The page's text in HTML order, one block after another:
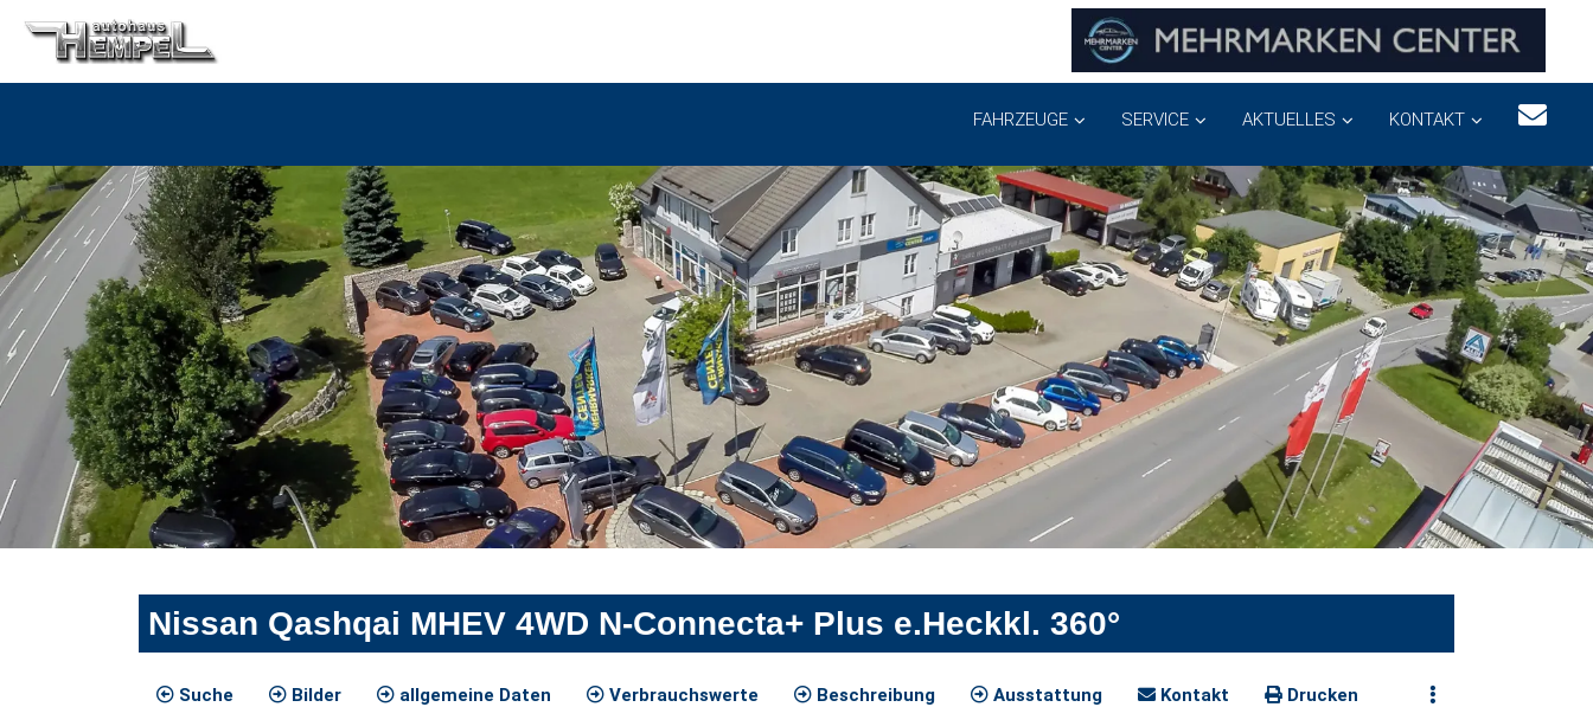
FAHRZEUGE SERVICE AKTUELLES KONTAKT
Nissan Qashqai MHEV 4WD N-Connecta+ Plus e.Heckkl. 360°
Suche Bilder allgemeine Daten Verbrauchswerte Beschreibung Ausstattung Kontakt Drucken